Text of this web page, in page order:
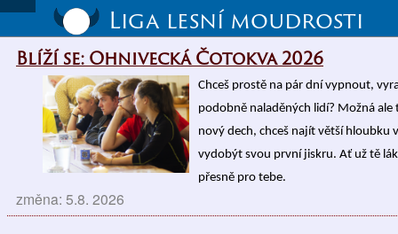
Liga lesní moudrosti
Blíží se: Ohnivecká Čotokva 2026
Chceš prostě na pár dní vypnout,
podobně naladěných lidí? Možná
nový dech, chceš najít větší hloubku
vydobýt svou první jiskru. Ať už tě
přesně pro tebe.
změna: 5.8. 2026